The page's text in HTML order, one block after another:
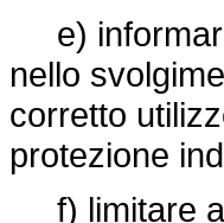
e)
nello
corretto
protezione
f) limitare al